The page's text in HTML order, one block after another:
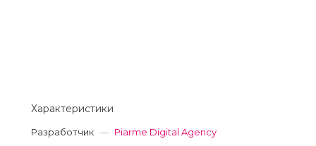
Характеристики
Разработчик — Piarme Digital Agency